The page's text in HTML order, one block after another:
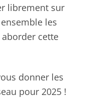
librement sur
les
cette
donner les
pour 2025 !